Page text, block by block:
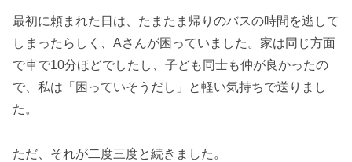
最初に頼まれた日は、たまたま帰りのバスの時間を逃して
しまったらしく、Aさんが困っていました。家は同じ方面
で車で10分ほどでしたし、子ども同士も仲が良かったの
で、私は「困っていそうだし」と軽い気持ちで送りまし
た。
ただ、それが二度三度と続きました。